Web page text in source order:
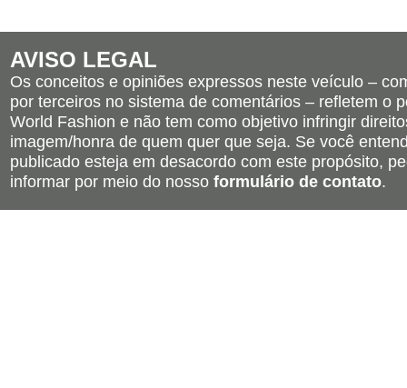
AVISO LEGAL
Os conceitos e opiniões expressos neste veículo –
por terceiros no sistema de comentários – refletem o
World Fashion e não tem como objetivo infringir
imagem/honra de quem quer que seja. Se você
publicado esteja em desacordo com este propósito,
informar por meio do nosso formulário de contato.